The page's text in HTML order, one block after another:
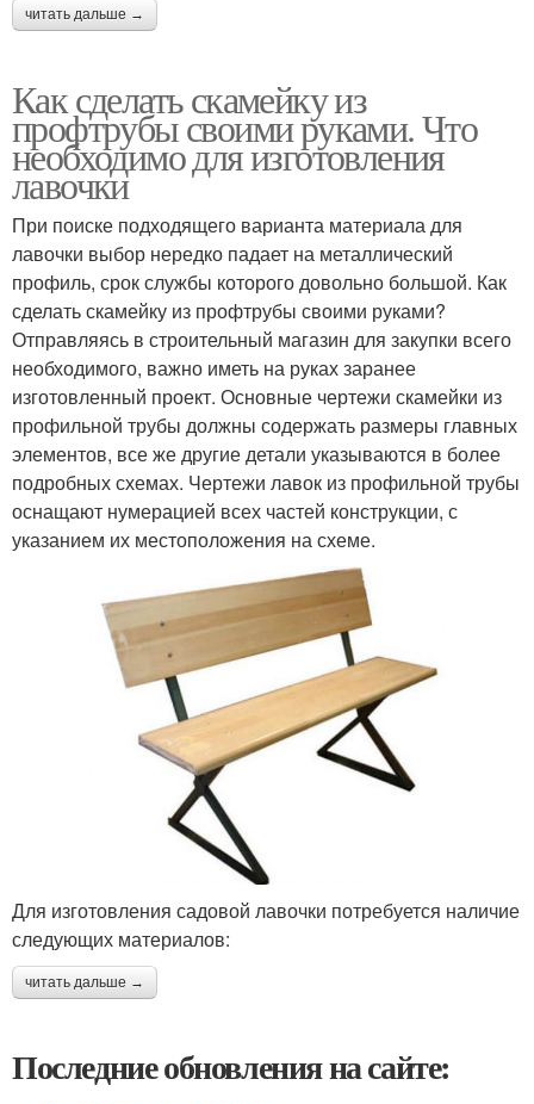
читать дальше →
Как сделать скамейку из
профтрубы своими руками. Что
необходимо для изготовления
лавочки
При поиске подходящего варианта материала для
лавочки выбор нередко падает на металлический
профиль, срок службы которого довольно большой. Как
сделать скамейку из профтрубы своими руками?
Отправляясь в строительный магазин для закупки всего
необходимого, важно иметь на руках заранее
изготовленный проект. Основные чертежи скамейки из
профильной трубы должны содержать размеры главных
элементов, все же другие детали указываются в более
подробных схемах. Чертежи лавок из профильной трубы
оснащают нумерацией всех частей конструкции, с
указанием их местоположения на схеме.
Для изготовления садовой лавочки потребуется наличие
следующих материалов:
читать дальше →
Последние обновления на сайте: